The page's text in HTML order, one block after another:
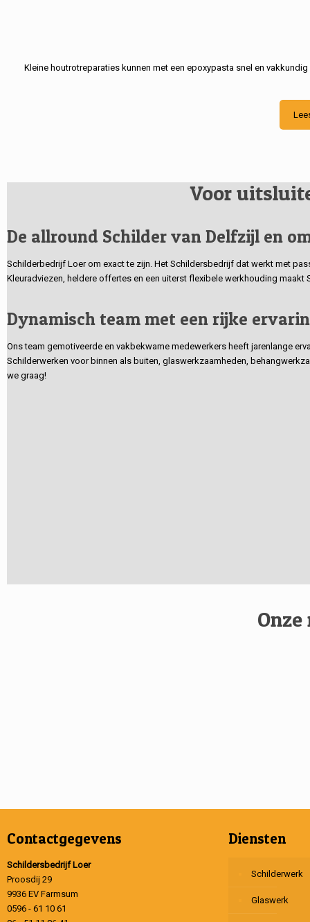
Kleine houtrotreparaties kunnen met een epoxypasta snel en
Voor
De allround Schilder van Delfzijl en
Schilderbedrijf Loer om exact te zijn. Het Schildersbedrijf dat werkt met
Kleuradviezen, heldere offertes en een uiterst flexibele werkhouding
Dynamisch team met een rijke
Ons team gemotiveerde en vakbekwame medewerkers heeft jarenlange
Schilderwerken voor binnen als buiten, glaswerkzaamheden,
we graag!
Contactgegevens
Schildersbedrijf Loer
Proosdij 29
9936 EV Farmsum
0596 - 61 10 61
Diensten
Schilderwerk
Glaswerk